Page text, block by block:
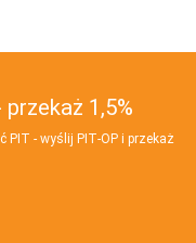
1,5%
- wyślij PIT‑OP i przekaż